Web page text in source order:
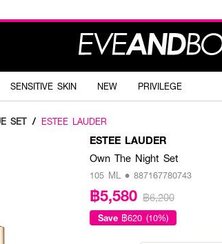
SENSITIVE SKIN NEW PRIVILEGE
SET / ESTEE LAUDER
ESTEE LAUDER
Own The Night Set
105 ML • 887167780743
฿5,580 ฿6,200
Save ฿620 (10%)